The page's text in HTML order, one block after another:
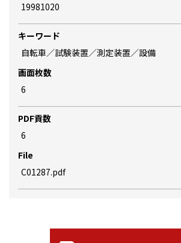
19981020
キーワード
自転車／試験装置／測定装置／設備
画面枚数
6
PDF貢数
6
File
C01287.pdf